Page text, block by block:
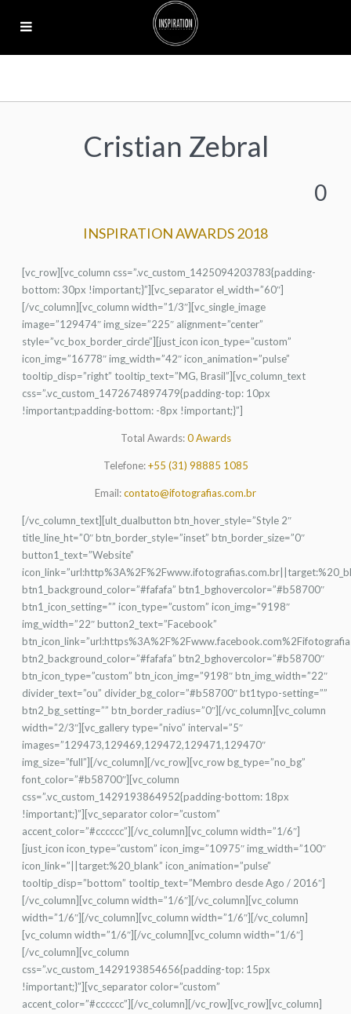
Cristian Zebral
0
INSPIRATION AWARDS 2018
[vc_row][vc_column css=”.vc_custom_1425094203783{padding-
bottom: 30px !important;}”][vc_separator el_width=”60″]
[/vc_column][vc_column width=”1/3″][vc_single_image
image=”129474″ img_size=”225″ alignment=”center”
style=”vc_box_border_circle”][just_icon icon_type=”custom”
icon_img=”16778″ img_width=”42″ icon_animation=”pulse”
tooltip_disp=”right” tooltip_text=”MG, Brasil”][vc_column_text
css=”.vc_custom_1472674897479{padding-top: 10px
!important;padding-bottom: -8px !important;}”]
Total Awards:0 Awards
Telefone:+55 (31) 98885 1085
Email:contato@ifotografias.com.br
[/vc_column_text][ult_dualbutton btn_hover_style=”Style 2″
title_line_ht=”0″ btn_border_style=”inset” btn_border_size=”0″
button1_text=”Website”
btn1_background_color=”#fafafa” btn1_bghovercolor=”#b58700″
btn1_icon_setting=”” icon_type=”custom” icon_img=”9198″
img_width=”22″ button2_text=”Facebook”
btn2_background_color=”#fafafa” btn2_bghovercolor=”#b58700″
btn_icon_type=”custom” btn_icon_img=”9198″ btn_img_width=”22″
divider_text=”ou” divider_bg_color=”#b58700″ bt1typo-setting=””
btn2_bg_setting=”” btn_border_radius=”0″][/vc_column][vc_column
width=”2/3″][vc_gallery type=”nivo” interval=”5″
images=”129473,129469,129472,129471,129470″
img_size=”full”][/vc_column][/vc_row][vc_row bg_type=”no_bg”
font_color=”#b58700″][vc_column
css=”.vc_custom_1429193864952{padding-bottom: 18px
!important;}”][vc_separator color=”custom”
accent_color=”#cccccc”][/vc_column][vc_column width=”1/6″]
[just_icon icon_type=”custom” icon_img=”10975″ img_width=”100″
icon_link=”||target:%20_blank” icon_animation=”pulse”
tooltip_disp=”bottom” tooltip_text=”Membro desde Ago / 2016″]
[/vc_column][vc_column width=”1/6″][/vc_column][vc_column
width=”1/6″][/vc_column][vc_column width=”1/6″][/vc_column]
[vc_column width=”1/6″][/vc_column][vc_column width=”1/6″]
[/vc_column][vc_column
css=”.vc_custom_1429193854656{padding-top: 15px
!important;}”][vc_separator color=”custom”
accent_color=”#cccccc”][/vc_column][/vc_row][vc_row][vc_column]